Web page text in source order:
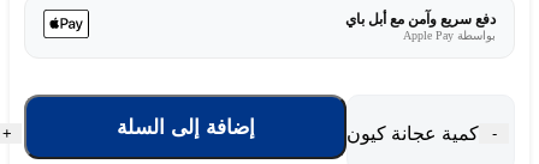
دفع سريع وآمن مع أبل باي
بواسطة Apple Pay
- كمية عجانة كيون 7 لتر 1100 وات - أحمر KHD/301-03 + إضافة إلى السلة